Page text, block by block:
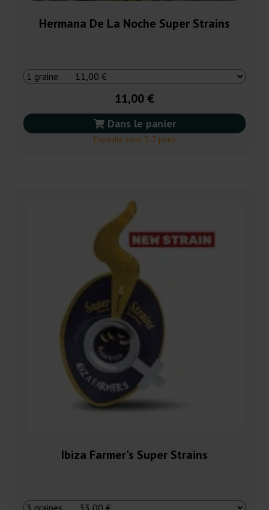
Hermana De La Noche Super Strains
11,00 €
Dans le panier
Expédié sous 3-7 jours
Ibiza Farmer's Super Strains